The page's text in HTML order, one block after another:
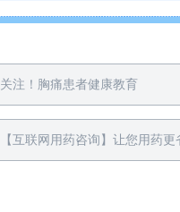
关注！胸痛患者健康教育
【互联网用药咨询】让您用药